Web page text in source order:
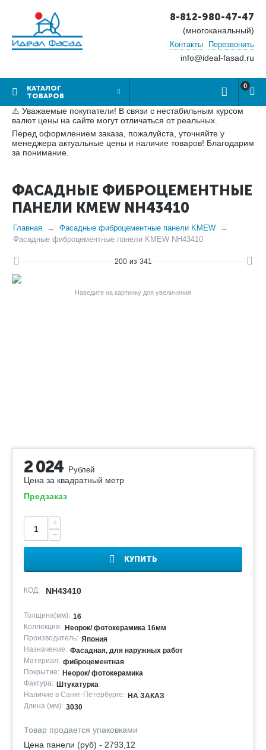
8-812-980-47-47
(многоканальный)
Контакты Перезвонить
info@ideal-fasad.ru
КАТАЛОГ
ТОВАРОВ
0
⚠ Уважаемые покупатели! В связи с нестабильным курсом
валют цены на сайте могут отличаться от реальных.
Перед оформлением заказа, пожалуйста, уточняйте у
менеджера актуальные цены и наличие товаров! Благодарим
за понимание.
ФАСАДНЫЕ ФИБРОЦЕМЕНТНЫЕ
ПАНЕЛИ KMEW NH43410
Главная
Фасадные фиброцементные панели KMEW
Фасадные фиброцементные панели KMEW NH43410
200 из 341
Наведите на картинку для увеличения
2 024 Рублей
Цена за квадратный метр
Предзаказ
+
−
КУПИТЬ
КОД: NH43410
Толщина(мм): 16
Коллекция: Неорок/ фотокерамика 16мм
Производитель: Япония
Назначение: Фасадная, для наружных работ
Материал: фиброцементная
Покрытие: Неорок/ фотокерамика
Фактура: Штукатурка
Наличие в Санкт-Петербурге: НА ЗАКАЗ
Длина (мм): 3030
Товар продается упаковками
Цена панели (руб) - 2793,12